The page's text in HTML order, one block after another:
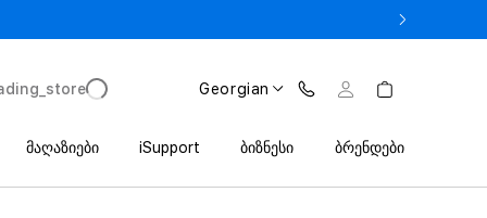
Georgian
მაღაზიები iSupport ბიზნესი ბრენდები